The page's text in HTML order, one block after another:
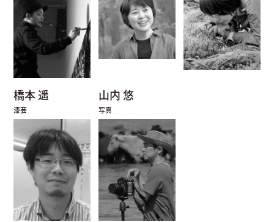
橋本 遥
漆芸
山内 悠
写真